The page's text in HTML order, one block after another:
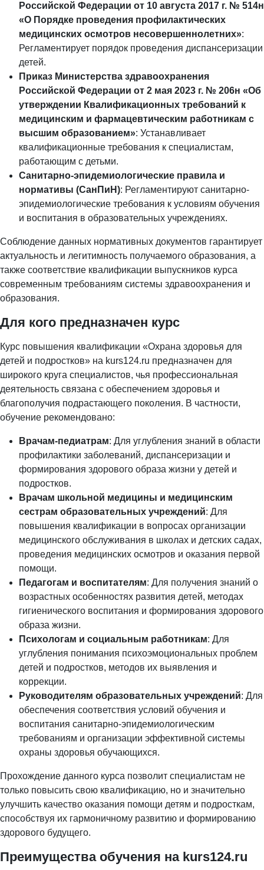
Российской Федерации от 10 августа 2017 г. № 514н
«О Порядке проведения профилактических
медицинских осмотров несовершеннолетних»:
Регламентирует порядок проведения диспансеризации
детей.
Приказ Министерства здравоохранения
Российской Федерации от 2 мая 2023 г. № 206н «Об
утверждении Квалификационных требований к
медицинским и фармацевтическим работникам с
высшим образованием»: Устанавливает
квалификационные требования к специалистам,
работающим с детьми.
Санитарно-эпидемиологические правила и
нормативы (СанПиН): Регламентируют санитарно-
эпидемиологические требования к условиям обучения
и воспитания в образовательных учреждениях.
Соблюдение данных нормативных документов гарантирует
актуальность и легитимность получаемого образования, а
также соответствие квалификации выпускников курса
современным требованиям системы здравоохранения и
образования.
Для кого предназначен курс
Курс повышения квалификации «Охрана здоровья для
детей и подростков» на kurs124.ru предназначен для
широкого круга специалистов, чья профессиональная
деятельность связана с обеспечением здоровья и
благополучия подрастающего поколения. В частности,
обучение рекомендовано:
Врачам-педиатрам: Для углубления знаний в области
профилактики заболеваний, диспансеризации и
формирования здорового образа жизни у детей и
подростков.
Врачам школьной медицины и медицинским
сестрам образовательных учреждений: Для
повышения квалификации в вопросах организации
медицинского обслуживания в школах и детских садах,
проведения медицинских осмотров и оказания первой
помощи.
Педагогам и воспитателям: Для получения знаний о
возрастных особенностях развития детей, методах
гигиенического воспитания и формирования здорового
образа жизни.
Психологам и социальным работникам: Для
углубления понимания психоэмоциональных проблем
детей и подростков, методов их выявления и
коррекции.
Руководителям образовательных учреждений: Для
обеспечения соответствия условий обучения и
воспитания санитарно-эпидемиологическим
требованиям и организации эффективной системы
охраны здоровья обучающихся.
Прохождение данного курса позволит специалистам не
только повысить свою квалификацию, но и значительно
улучшить качество оказания помощи детям и подросткам,
способствуя их гармоничному развитию и формированию
здорового будущего.
Преимущества обучения на kurs124.ru